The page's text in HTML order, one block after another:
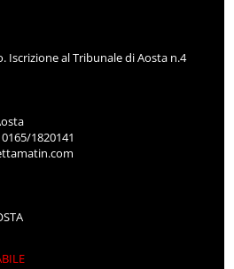
Iscrizione al Tribunale di Aosta n.4
1820141